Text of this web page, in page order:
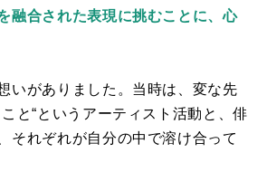
融合された表現に挑むことに、心
いがありました。当時は、変な先
と“というアーティスト活動と、俳
それぞれが自分の中で溶け合って